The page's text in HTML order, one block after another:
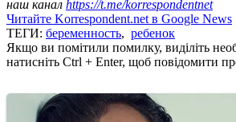
наш канал https://t.me/korrespondentnet
Читайте Korrespondent.net в Google News
ТЕГИ: беременность, ребенок
Якщо ви помітили помилку, виділіть
натисніть Ctrl + Enter, щоб повідомити